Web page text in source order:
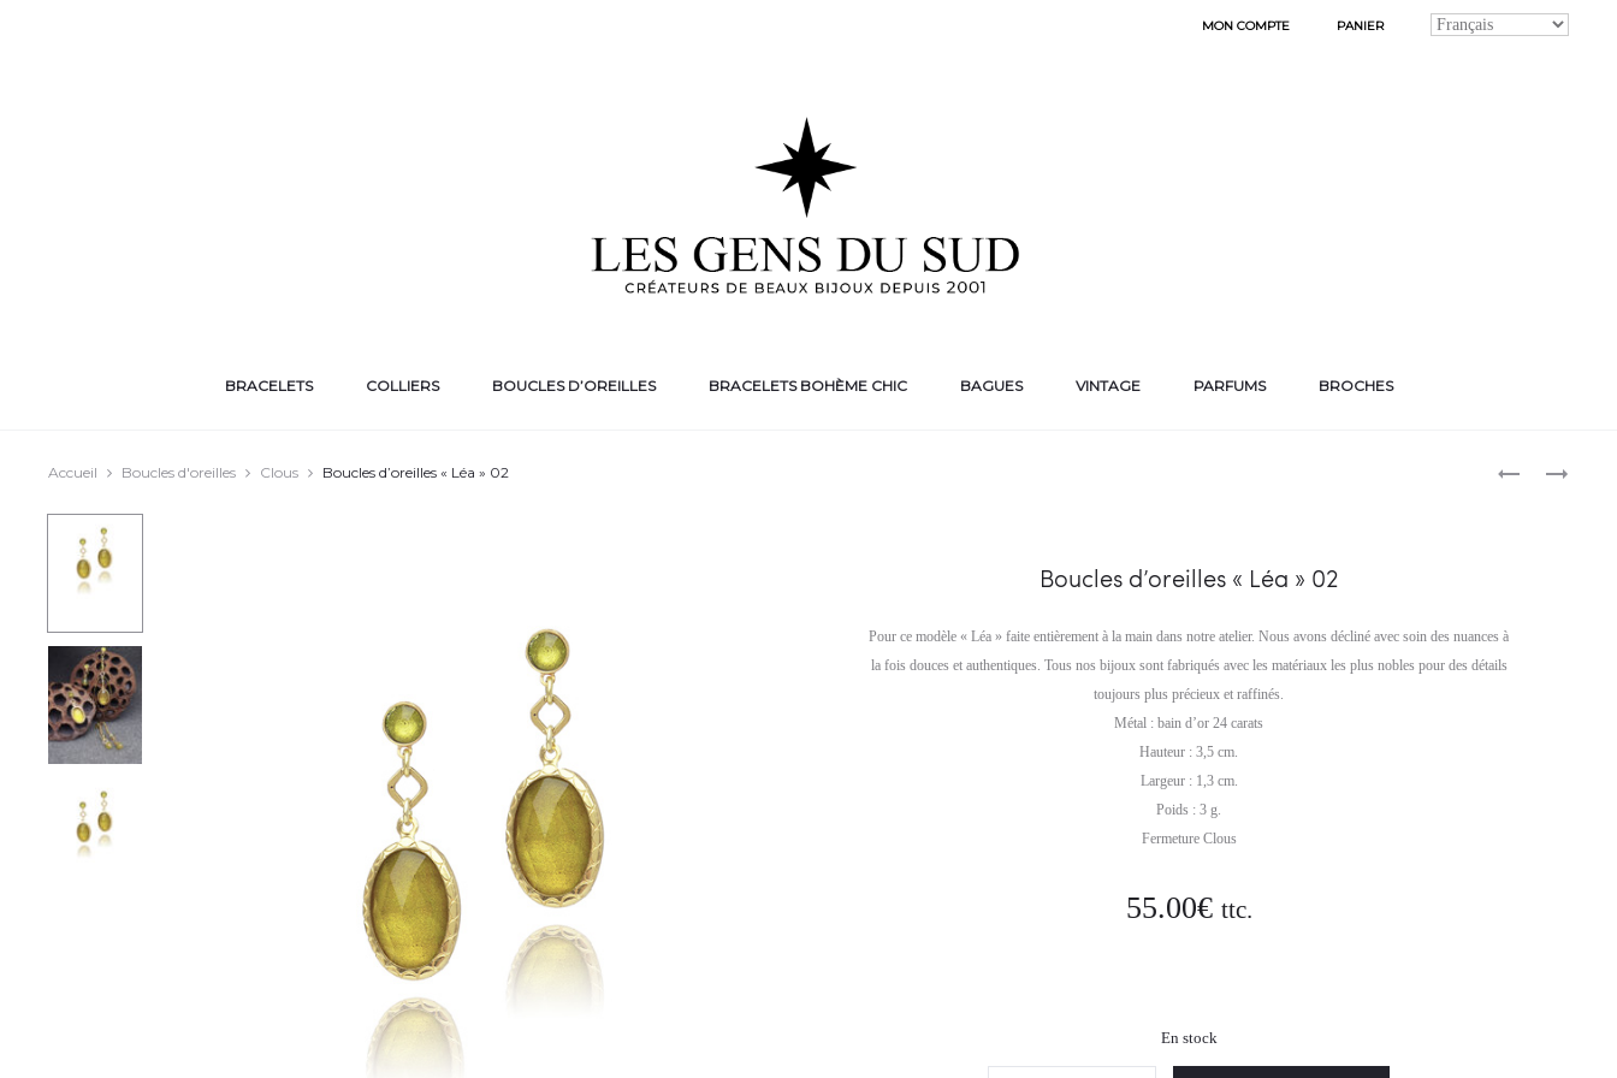
MON COMPTE PANIER
BRACELETS COLLIERS BOUCLES D’OREILLES BRACELETS BOHÈME CHIC BAGUES VINTAGE PARFUMS BROCHES
BOUCLES
Accueil Boucles d'oreilles Clous Boucles d’oreilles « Léa » 02
Boucles d’oreilles « Léa » 02
Pour ce modèle « Léa » faite entièrement à la main dans notre atelier. Nous avons décliné avec soin des nuances à
la fois douces et authentiques. Tous nos bijoux sont fabriqués avec les matériaux les plus nobles pour des détails
toujours plus précieux et raffinés.
Métal : bain d’or 24 carats
Hauteur : 3,5 cm.
Largeur : 1,3 cm.
Poids : 3 g.
Fermeture Clous
55.00€ ttc.
En stock